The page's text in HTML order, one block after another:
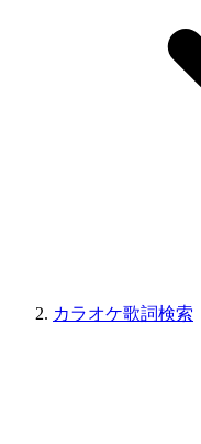
カラオケ歌詞検索